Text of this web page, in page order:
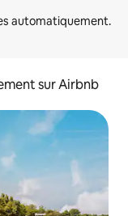
sur Airbnb